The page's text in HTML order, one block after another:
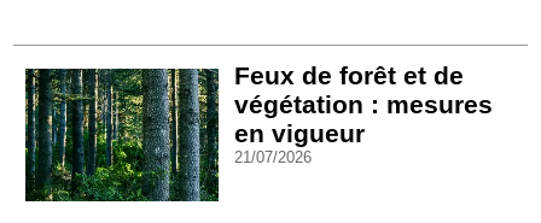
Feux de forêt et de
végétation : mesures
en vigueur
21/07/2026